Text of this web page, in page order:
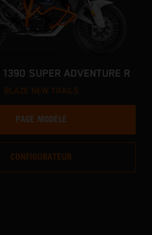
SUPER ADVENTURE R
BLAZE NEW TRAILS
PAGE MODÈLE
CONFIGURATEUR